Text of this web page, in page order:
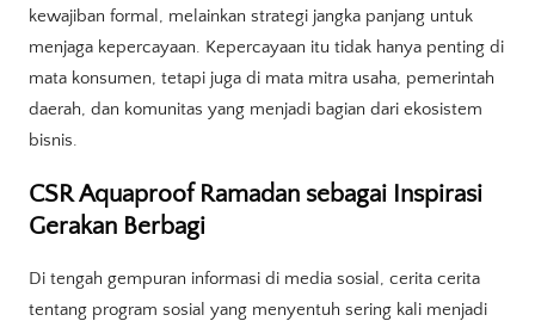
kewajiban formal, melainkan strategi jangka panjang untuk
menjaga kepercayaan. Kepercayaan itu tidak hanya penting di
mata konsumen, tetapi juga di mata mitra usaha, pemerintah
daerah, dan komunitas yang menjadi bagian dari ekosistem
bisnis.
CSR Aquaproof Ramadan sebagai Inspirasi
Gerakan Berbagi
Di tengah gempuran informasi di media sosial, cerita cerita
tentang program sosial yang menyentuh sering kali menjadi